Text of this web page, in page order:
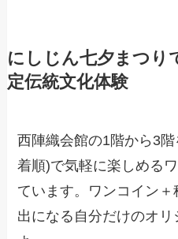
にしじん七夕まつり
定伝統文化体験
西陣織会館の1階から3
着順)で気軽に楽しめる
ています。ワンコイン
出になる自分だけのオ